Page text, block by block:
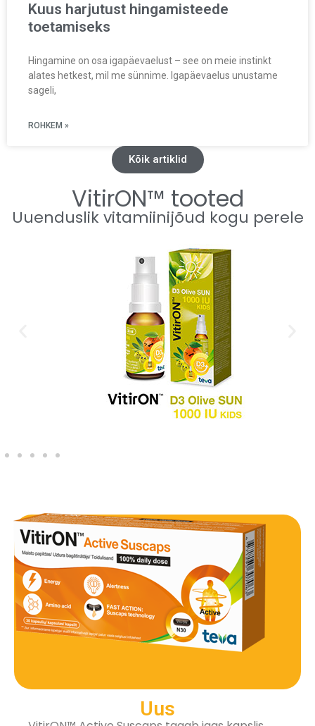
Kuus harjutust hingamisteede
toetamiseks
Hingamine on osa igapäevaelust – see on meie instinkt
alates hetkest, mil me sünnime. Igapäevaelus unustame
sageli,
ROHKEM »
Kõik artiklid
VitirON™ tooted
Uuenduslik vitamiinijõud kogu perele
Uus